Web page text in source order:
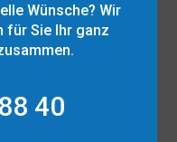
Wünsche? Wir
für Sie Ihr ganz
40